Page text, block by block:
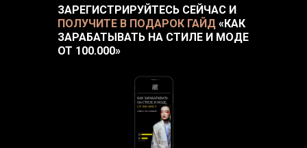
ЗАРЕГИСТРИРУЙТЕСЬ СЕЙЧАС И
ПОЛУЧИТЕ В ПОДАРОК ГАЙД «КАК
ЗАРАБАТЫВАТЬ НА СТИЛЕ И МОДЕ
ОТ 100.000»